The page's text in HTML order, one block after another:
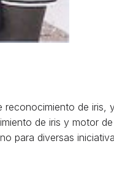
reconocimiento de iris,
de iris y motor
para diversas